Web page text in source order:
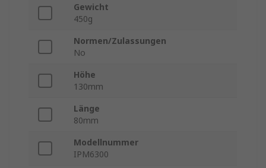
Gewicht
450g
Normen/Zulassungen
No
Höhe
130mm
Länge
80mm
Modellnummer
IPM6300